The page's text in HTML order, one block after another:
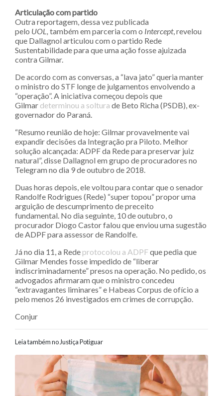
Articulação com partido
Outra reportagem, dessa vez publicada
pelo UOL, também em parceria com o Intercept, revelou
que Dallagnol articulou com o partido Rede
Sustentabilidade para que uma ação fosse ajuizada
contra Gilmar.
De acordo com as conversas, a “lava jato” queria manter
o ministro do STF longe de julgamentos envolvendo a
“operação”. A iniciativa começou depois que
Gilmar determinou a soltura de Beto Richa (PSDB), ex-
governador do Paraná.
“Resumo reunião de hoje: Gilmar provavelmente vai
expandir decisões da Integração pra Piloto. Melhor
solução alcançada: ADPF da Rede para preservar juiz
natural”, disse Dallagnol em grupo de procuradores no
Telegram no dia 9 de outubro de 2018.
Duas horas depois, ele voltou para contar que o senador
Randolfe Rodrigues (Rede) “super topou” propor uma
arguição de descumprimento de preceito
fundamental. No dia seguinte, 10 de outubro, o
procurador Diogo Castor falou que enviou uma sugestão
de ADPF para assessor de Randolfe.
Já no dia 11, a Rede protocolou a ADPFque pedia que
Gilmar Mendes fosse impedido de “liberar
indiscriminadamente” presos na operação. No pedido, os
advogados afirmaram que o ministro concedeu
“extravagantes liminares” e Habeas Corpus de ofício a
pelo menos 26 investigados em crimes de corrupção.
Conjur
Leia também no Justiça Potiguar
Navegação entre posts